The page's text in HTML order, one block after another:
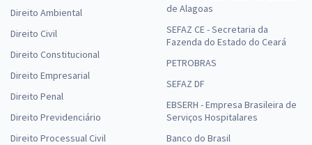
Direito Ambiental
Direito Civil
Direito Constitucional
Direito Empresarial
Direito Penal
Direito Previdenciário
Direito Processual Civil
de Alagoas
SEFAZ CE - Secretaria da
Fazenda do Estado do Ceará
PETROBRAS
SEFAZ DF
EBSERH - Empresa Brasileira de
Serviços Hospitalares
Banco do Brasil